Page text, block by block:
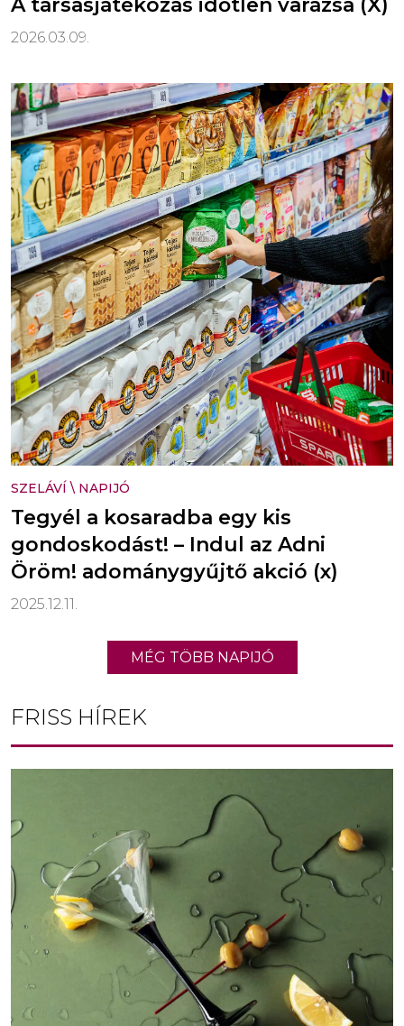
A társasjátékozás időtlen varázsa (X)
2026.03.09.
SZELÁVÍ \ NAPIJÓ
Tegyél a kosaradba egy kis
gondoskodást! – Indul az Adni
Öröm! adománygyűjtő akció (x)
2025.12.11.
MÉG TÖBB NAPIJÓ
FRISS HÍREK